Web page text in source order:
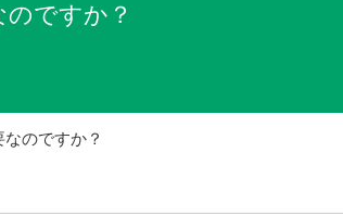
ですか？
のですか？